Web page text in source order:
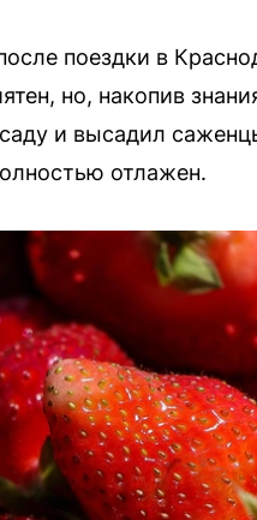
поездки в
но, накопив
и высадил
отлажен.